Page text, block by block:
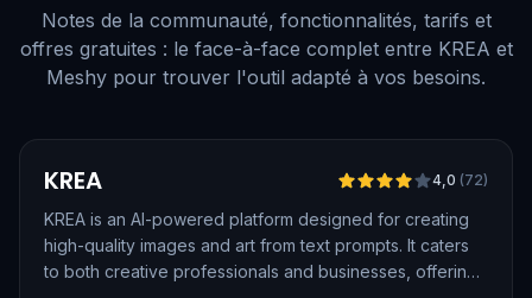
Notes de la communauté, fonctionnalités, tarifs et
offres gratuites : le face-à-face complet entre KREA et
Meshy pour trouver l'outil adapté à vos besoins.
KREA 4,0 (72)
KREA is an AI-powered platform designed for creating
high-quality images and art from text prompts. It caters
to both creative professionals and businesses, offering